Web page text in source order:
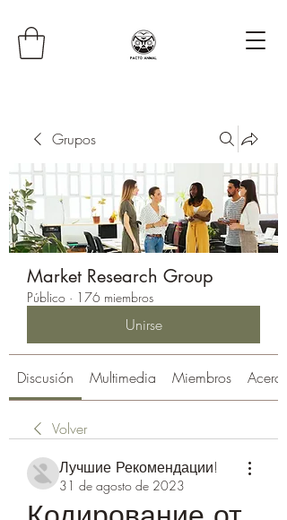
Grupos
Market Research Group
Público · 176 miembros
Unirse
Discusión Multimedia Miembros Acerca
Volver
Лучшие Рекомендации!
31 de agosto de 2023